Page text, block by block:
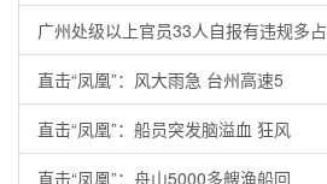
广州处级以上官员33人自报有违规多占
直击“凤凰”：风大雨急 台州高速5
直击“凤凰”：船员突发脑溢血 狂风
直击“凤凰”：舟山5000多艘渔船回